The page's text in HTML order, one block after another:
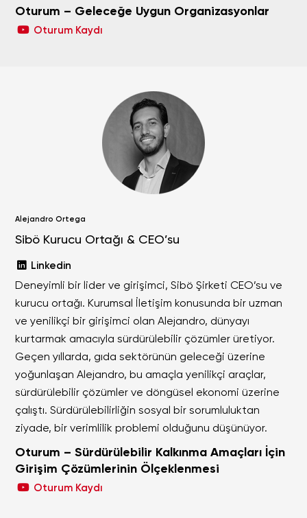
Oturum – Geleceğe Uygun Organizasyonlar
Oturum Kaydı
Alejandro Ortega
Sibö Kurucu Ortağı & CEO’su
Linkedin
Deneyimli bir lider ve girişimci, Sibö Şirketi CEO’su ve
kurucu ortağı. Kurumsal İletişim konusunda bir uzman
ve yenilikçi bir girişimci olan Alejandro, dünyayı
kurtarmak amacıyla sürdürülebilir çözümler üretiyor.
Geçen yıllarda, gıda sektörünün geleceği üzerine
yoğunlaşan Alejandro, bu amaçla yenilikçi araçlar,
sürdürülebilir çözümler ve döngüsel ekonomi üzerine
çalıştı. Sürdürülebilirliğin sosyal bir sorumluluktan
ziyade, bir verimlilik problemi olduğunu düşünüyor.
Oturum – Sürdürülebilir Kalkınma Amaçları İçin
Girişim Çözümlerinin Ölçeklenmesi
Oturum Kaydı